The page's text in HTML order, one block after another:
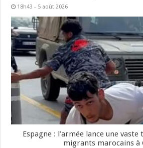
18h43 - 5 août 2026
Espagne : l’armée lance une
migrants marocains à